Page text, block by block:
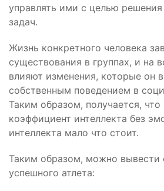
управлять ими с целью
задач.
Жизнь конкретного человека
существования в группах, и на
влияют изменения, которые он
собственным поведением в
Таким образом, получается,
коэффициент интеллекта без
интеллекта мало что стоит.
Таким образом, можно вывести
успешного атлета: